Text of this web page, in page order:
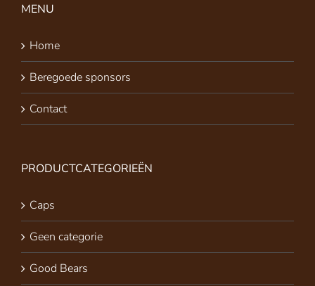
MENU
Home
Beregoede sponsors
Contact
PRODUCTCATEGORIEËN
Caps
Geen categorie
Good Bears